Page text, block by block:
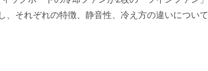
、それぞれの特徴、静音性、冷え方の違いについて